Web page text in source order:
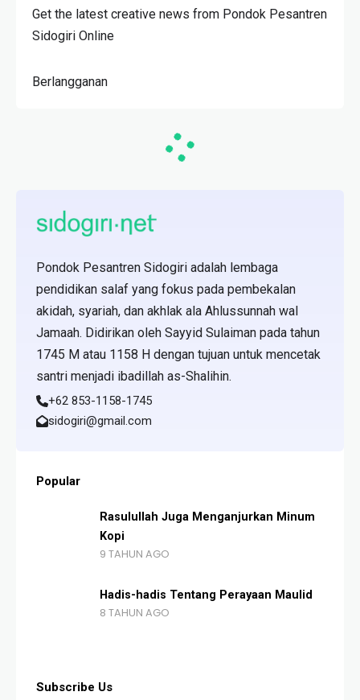
Get the latest creative news from Pondok Pesantren
Sidogiri Online
Berlangganan
Pondok Pesantren Sidogiri adalah lembaga
pendidikan salaf yang fokus pada pembekalan
akidah, syariah, dan akhlak ala Ahlussunnah wal
Jamaah. Didirikan oleh Sayyid Sulaiman pada tahun
1745 M atau 1158 H dengan tujuan untuk mencetak
santri menjadi ibadillah as-Shalihin.
+62 853-1158-1745
sidogiri@gmail.com
Popular
Rasulullah Juga Menganjurkan Minum
Kopi
9 TAHUN AGO
Hadis-hadis Tentang Perayaan Maulid
8 TAHUN AGO
Subscribe Us